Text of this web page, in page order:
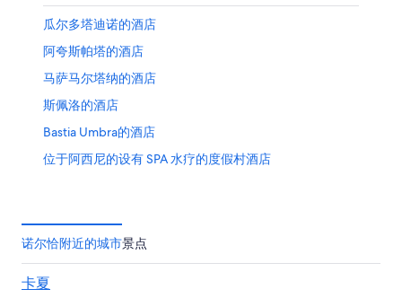
瓜尔多塔迪诺的酒店
阿夸斯帕塔的酒店
马萨马尔塔纳的酒店
斯佩洛的酒店
Bastia Umbra的酒店
位于阿西尼的设有 SPA 水疗的度假村酒店
诺尔恰附近的城市景点
卡夏